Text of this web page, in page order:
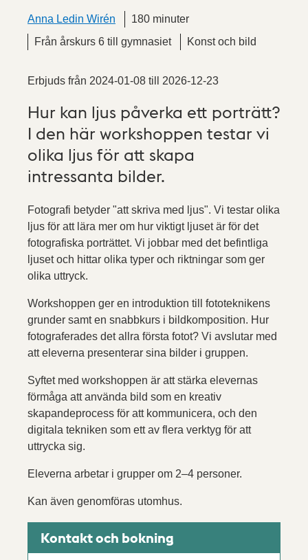
Anna Ledin Wirén
180 minuter
Från årskurs 6 till gymnasiet
Konst och bild
Erbjuds från 2024-01-08 till 2026-12-23
Hur kan ljus påverka ett porträtt?
I den här workshoppen testar vi
olika ljus för att skapa
intressanta bilder.
Fotografi betyder "att skriva med ljus". Vi testar olika
ljus för att lära mer om hur viktigt ljuset är för det
fotografiska porträttet. Vi jobbar med det befintliga
ljuset och hittar olika typer och riktningar som ger
olika uttryck.
Workshoppen ger en introduktion till fototeknikens
grunder samt en snabbkurs i bildkomposition. Hur
fotograferades det allra första fotot? Vi avslutar med
att eleverna presenterar sina bilder i gruppen.
Syftet med workshoppen är att stärka elevernas
förmåga att använda bild som en kreativ
skapandeprocess för att kommunicera, och den
digitala tekniken som ett av flera verktyg för att
uttrycka sig.
Eleverna arbetar i grupper om 2–4 personer.
Kan även genomföras utomhus.
Kontakt och bokning